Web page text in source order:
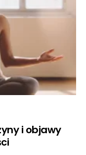
i objawy